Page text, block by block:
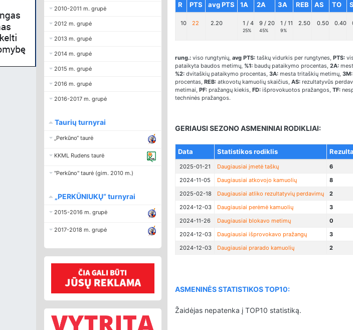
2010-2011 m. grupė
2012 m. grupė
2013 m. grupė
2014 m. grupė
2015 m. grupė
2016 m. grupė
2016-2017 m. grupė
Taurių turnyrai
„Perkūno“ taurė
KKML Rudens taurė
"Perkūno" taurė (gim. 2010 m.)
„PERKŪNIUKŲ“ turnyrai
2015-2016 m. grupė
2017-2018 m. grupė
R PTS avg PTS 1A 2A 3A REB AS TO
10 22 2.20 1 / 4
25%
9 / 20
45%
1 / 11
9%
2.50 0.50 0.40
rung.:viso rungtynių, avg PTS:taškų vidurkis per rungtynes, PTS:
pataikyta baudos metimų, %1:baudų pataikymo procentas, 2A:
%2:dvitaškių pataikymo procentas, 3A:mesta tritaškių metimų, 3M:
procentas, REB:atkovotų kamuolių skaičius, AS:rezultatyvūs
metimai, PF:pražangų kiekis, FD:išprovokuotos pražangos, TF:
techninės pražangos.
GERIAUSI SEZONO ASMENINIAI RODIKLIAI:
Data Statistikos rodiklis
2025-01-21 Daugiausiai įmetė taškų 6
2024-11-05
Daugiausiai atkovojo kamuolių 8
2025-02-18
Daugiausiai atliko rezultatyvių perdavimų 2
2024-12-03
Daugiausiai perėmė kamuolių 3
2024-11-26
Daugiausiai blokavo metimų 0
2024-12-03
Daugiausiai išprovokavo pražangų 3
2024-12-03
Daugiausiai prarado kamuolių 2
ASMENINĖS STATISTIKOS TOP10:
Žaidėjas nepatenka į TOP10 statistiką.